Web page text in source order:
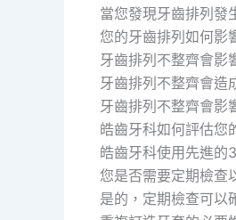
當您發現牙齒排列發
您的牙齒排列如何影
牙齒排列不整齊會影
牙齒排列不整齊會造
牙齒排列不整齊會影
皓齒牙科如何評估您
皓齒牙科使用先進的
您是否需要定期檢查
是的，定期檢查可以